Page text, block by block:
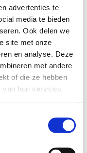
advertenties te
media te bieden
Ook delen we
site met onze
en analyse. Deze
met andere
of die ze hebben
van hun services.
bij dit gezin
heeft;
zijn voor dit